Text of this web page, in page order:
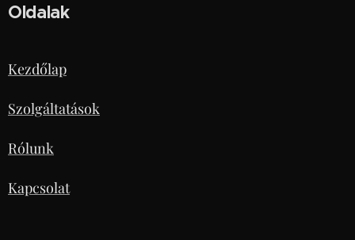
Oldalak
Kezdőlap
Szolgáltatások
Rólunk
Kapcsolat